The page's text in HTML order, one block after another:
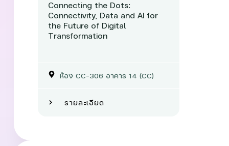
Connecting the Dots:
Connectivity, Data and AI for
the Future of Digital
Transformation
ห้อง CC-306 อาคาร 14 (CC)
รายละเอียด